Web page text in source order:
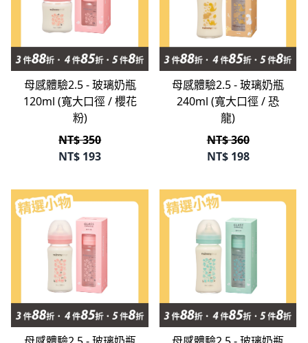
立即選購
母感體驗2.5 - 玻璃奶瓶
120ml (寬大口徑 / 櫻花
粉)
NT$ 350
NT$ 193
立即選購
母感體驗2.5 - 玻璃奶瓶
240ml (寬大口徑 / 恐
龍)
NT$ 360
NT$198